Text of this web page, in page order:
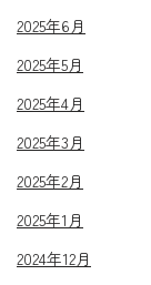
2025年6月
2025年5月
2025年4月
2025年3月
2025年2月
2025年1月
2024年12月